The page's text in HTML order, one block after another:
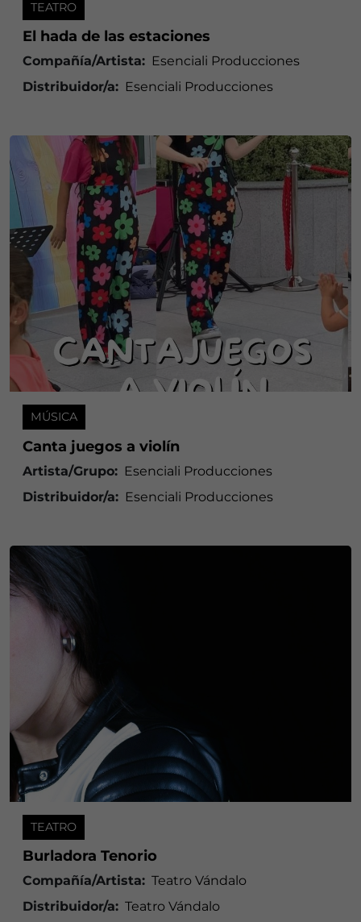
TEATRO
El hada de las estaciones
Compañía/Artista: Esenciali Producciones
Distribuidor/a: Esenciali Producciones
MÚSICA
Canta juegos a violín
Artista/Grupo: Esenciali Producciones
Distribuidor/a: Esenciali Producciones
TEATRO
Burladora Tenorio
Compañía/Artista: Teatro Vándalo
Distribuidor/a: Teatro Vándalo